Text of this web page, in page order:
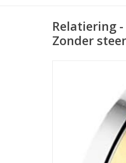
Relatiering
Zonder